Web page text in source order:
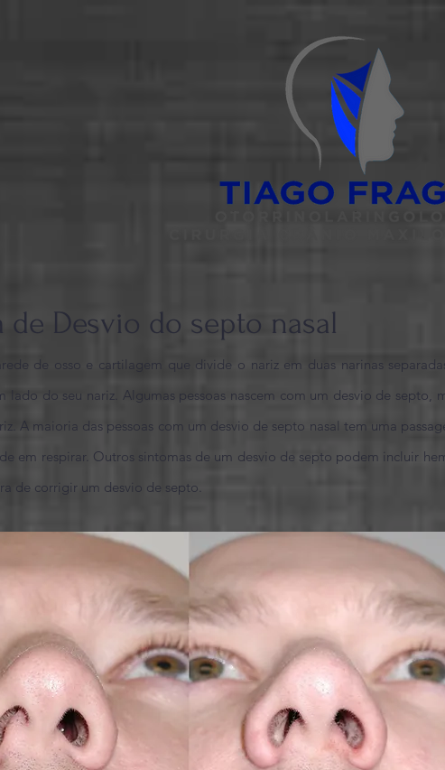
de Desvio do septo nasal
de osso e cartilagem que divide o nariz em duas narinas
lado do seu nariz. Algumas pessoas nascem com um desvio de septo,
A maioria das pessoas com um desvio de septo nasal tem uma
em respirar. Outros sintomas de um desvio de septo podem incluir
de corrigir um desvio de septo.